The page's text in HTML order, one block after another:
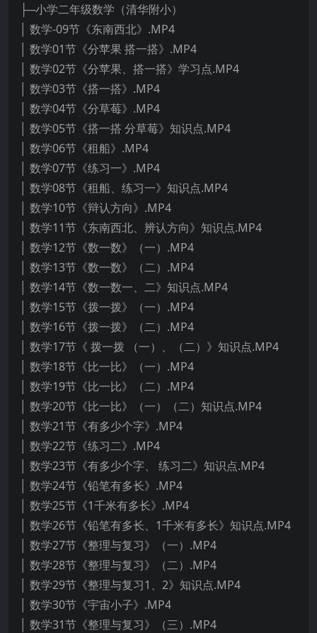
├─小学二年级数学（清华附小）
│ 数学-09节《东南西北》.MP4
│ 数学01节《分苹果 搭一搭》.MP4
│ 数学02节《分苹果、搭一搭》学习点.MP4
│ 数学03节《搭一搭》.MP4
│ 数学04节《分草莓》.MP4
│ 数学05节《搭一搭 分草莓》知识点.MP4
│ 数学06节《租船》.MP4
│ 数学07节《练习一》.MP4
│ 数学08节《租船、练习一》知识点.MP4
│ 数学10节《辩认方向》.MP4
│ 数学11节《东南西北、辨认方向》知识点.MP4
│ 数学12节《数一数》（一）.MP4
│ 数学13节《数一数》（二）.MP4
│ 数学14节《数一数一、二》知识点.MP4
│ 数学15节《拨一拨》（一）.MP4
│ 数学16节《拨一拨》（二）.MP4
│ 数学17节《 拨一拨 （一）、（二）》知识点.MP4
│ 数学18节《比一比》（一）.MP4
│ 数学19节《比一比》（二）.MP4
│ 数学20节《比一比》（一）（二）知识点.MP4
│ 数学21节《有多少个字》.MP4
│ 数学22节《练习二》.MP4
│ 数学23节《有多少个字、 练习二》知识点.MP4
│ 数学24节《铅笔有多长》.MP4
│ 数学25节《1千米有多长》.MP4
│ 数学26节《铅笔有多长、1千米有多长》知识点.MP4
│ 数学27节《整理与复习》（一）.MP4
│ 数学28节《整理与复习》（二）.MP4
│ 数学29节《整理与复习1、2》知识点.MP4
│ 数学30节《宇宙小子》.MP4
│ 数学31节《整理与复习》（三）.MP4